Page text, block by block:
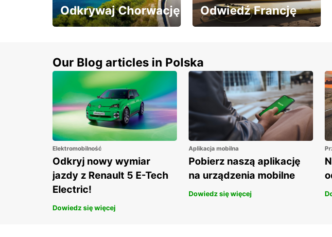
Odkrywaj Chorwację
aut!
Odwiedź Francję
Our Blog articles in Polska
Elektromobilność
Odkryj nowy wymiar
jazdy z Renault 5 E-Tech
Electric!
Dowiedz się więcej
Aplikacja mobilna
Pobierz naszą aplikację
na urządzenia mobilne
Dowiedz się więcej